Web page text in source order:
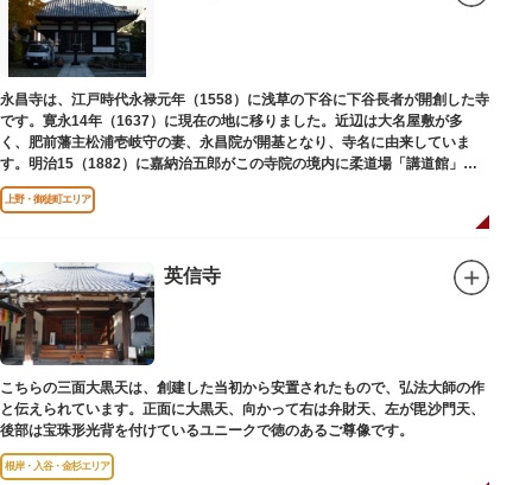
永昌寺は、江戸時代永禄元年（1558）に浅草の下谷に下谷長者が開創した寺
です。寛永14年（1637）に現在の地に移りました。近辺は大名屋敷が多
く、肥前藩主松浦壱岐守の妻、永昌院が開基となり、寺名に由来していま
す。明治15（1882）に嘉納治五郎がこの寺院の境内に柔道場「講道館」を
設立しました。
上野・御徒町エリア
英信寺
こちらの三面大黒天は、創建した当初から安置されたもので、弘法大師の作
と伝えられています。正面に大黒天、向かって右は弁財天、左が毘沙門天、
後部は宝珠形光背を付けているユニークで徳のあるご尊像です。
根岸・入谷・金杉エリア